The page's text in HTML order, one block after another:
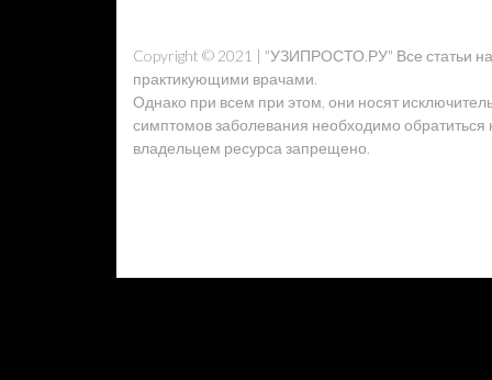
Copyright © 2021 | "УЗИПРОСТО.РУ" Все статьи
практикующими врачами.
Однако при всем при этом, они носят
симптомов заболевания необходимо обратиться
владельцем ресурса запрещено.